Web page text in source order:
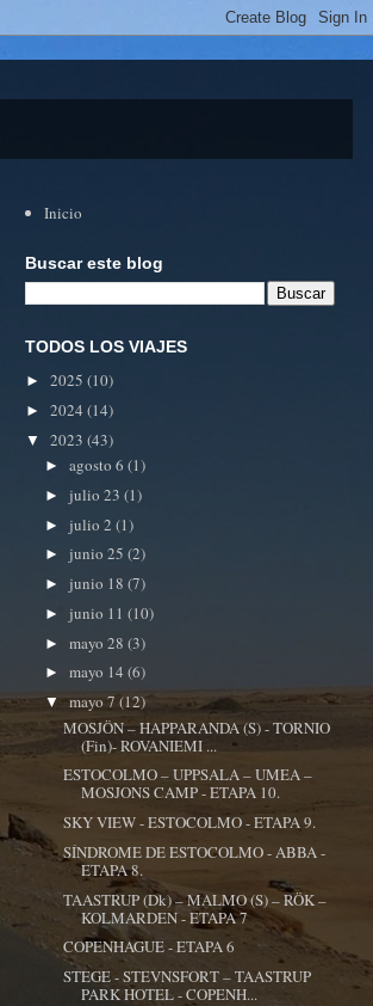
Inicio
Buscar este blog
TODOS LOS VIAJES
► 2025 (10)
► 2024 (14)
▼ 2023 (43)
► agosto 6 (1)
► julio 23 (1)
► julio 2 (1)
► junio 25 (2)
► junio 18 (7)
► junio 11 (10)
► mayo 28 (3)
► mayo 14 (6)
▼mayo 7 (12)
MOSJÖN – HAPPARANDA (S) - TORNIO
(Fin)- ROVANIEMI ...
ESTOCOLMO – UPPSALA – UMEA –
MOSJONS CAMP - ETAPA 10.
SKY VIEW - ESTOCOLMO - ETAPA 9.
SÍNDROME DE ESTOCOLMO - ABBA -
ETAPA 8.
TAASTRUP (Dk) – MALMO (S) – RÖK –
KOLMARDEN - ETAPA 7
COPENHAGUE - ETAPA 6
STEGE - STEVNSFORT – TAASTRUP
PARK HOTEL - COPENH...